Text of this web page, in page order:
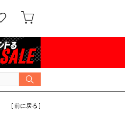
[ 前に戻る ]